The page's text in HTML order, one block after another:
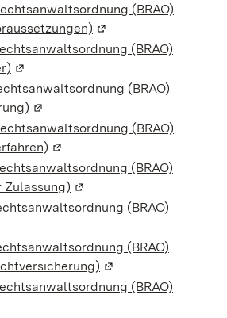
(BRAO)
(Wird in einem neuen
(BRAO)
(Wird in einem neuen Fenster
(BRAO)
(Wird in einem neuen Fenster
(BRAO)
(Wird in einem neuen
(BRAO)
Zulassung) (Wird in einem neuen
(BRAO)
in einem neuen Fenster geöffnet)
(BRAO)
(Wird in einem
(BRAO)
einem neuen Fenster geöffnet)